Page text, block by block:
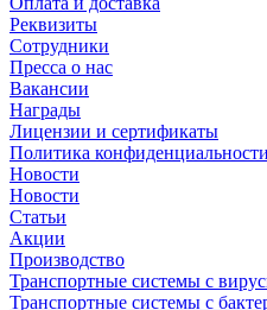
Реквизиты
Сотрудники
Пресса о нас
Вакансии
Награды
Лицензии и сертификаты
Политика конфиденциальности
Новости
Новости
Статьи
Акции
Производство
Транспортные системы с
Транспортные системы с